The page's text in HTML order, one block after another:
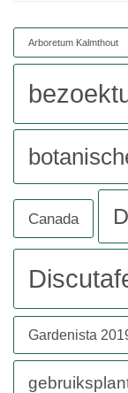
Arboretum Kalmthout
Canada
Gardenista